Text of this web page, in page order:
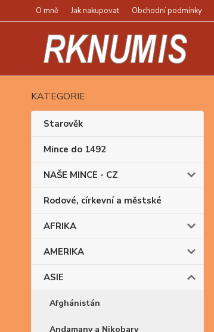
O mně Jak nakupovat Obchodní podmínky
KATEGORIE
Starověk
Mince do 1492
NAŠE MINCE - CZ
Rodové, církevní a městské
AFRIKA
AMERIKA
ASIE
Afghánistán
Andamany a Nikobary